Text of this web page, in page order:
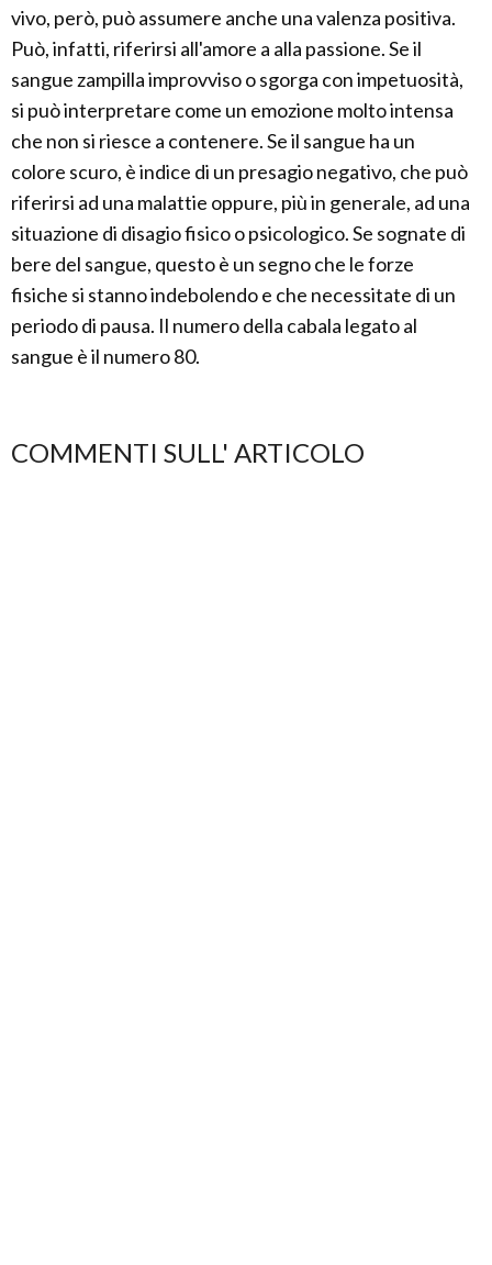
vivo, però, può assumere anche una valenza positiva.
Può, infatti, riferirsi all'amore a alla passione. Se il
sangue zampilla improvviso o sgorga con impetuosità,
si può interpretare come un emozione molto intensa
che non si riesce a contenere. Se il sangue ha un
colore scuro, è indice di un presagio negativo, che può
riferirsi ad una malattie oppure, più in generale, ad una
situazione di disagio fisico o psicologico. Se sognate di
bere del sangue, questo è un segno che le forze
fisiche si stanno indebolendo e che necessitate di un
periodo di pausa. Il numero della cabala legato al
sangue è il numero 80.
COMMENTI SULL' ARTICOLO